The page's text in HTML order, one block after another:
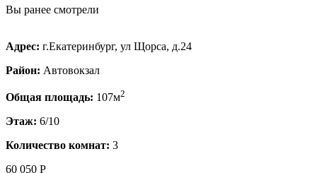
Вы ранее смотрели
Адрес: г.Екатеринбург, ул Щорса, д.24
Район: Автовокзал
Общая площадь: 107м2
Этаж: 6/10
Количество комнат: 3
60 050 Р